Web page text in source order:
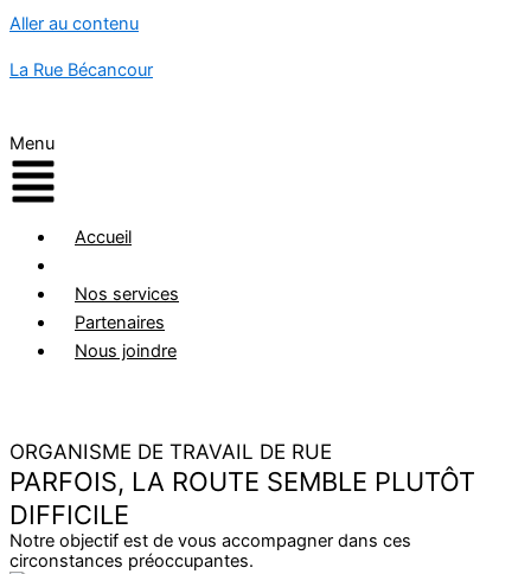
Aller au contenu
La Rue Bécancour
Menu
Accueil
Nos services
Partenaires
Nous joindre
ORGANISME DE TRAVAIL DE RUE
PARFOIS, LA ROUTE SEMBLE PLUTÔT
DIFFICILE
Notre objectif est de vous accompagner dans ces
circonstances préoccupantes.